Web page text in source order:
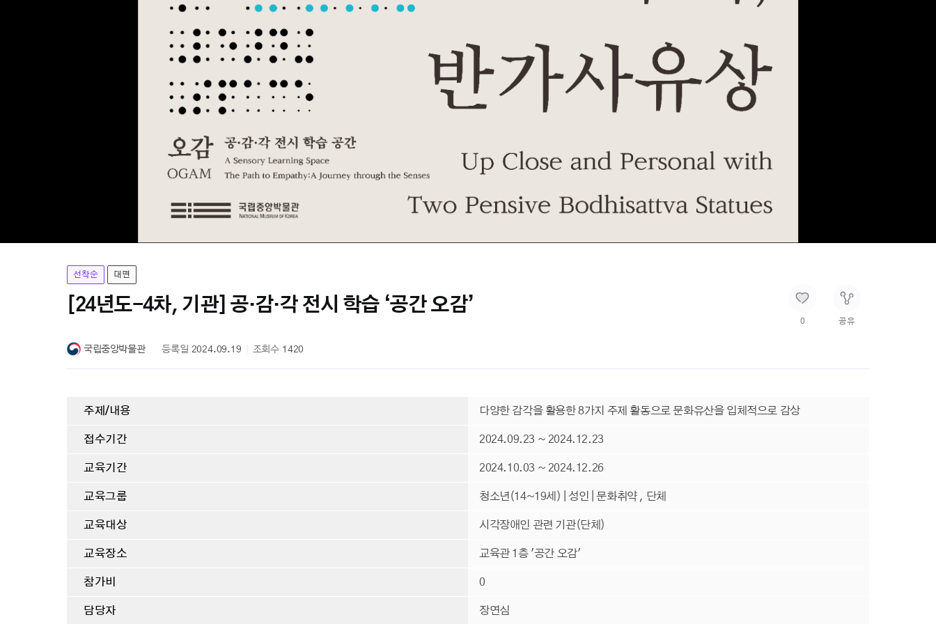
선착순 대면
[24년도-4차, 기관] 공·감·각 전시 학습 ‘공간 오감’
0 공유
국립중앙박물관 등록일 2024.09.19 조회수 1420
주제/내용 다양한 감각을 활용한 8가지 주제 활동으로 문화유산을 입체적으로 감상
접수기간 2024.09.23 ~ 2024.12.23
교육기간 2024.10.03 ~ 2024.12.26
교육그룹 청소년(14~19세) | 성인 | 문화취약 , 단체
교육대상 시각장애인 관련 기관(단체)
교육장소 교육관 1층 '공간 오감'
참가비 0
담당자 장연심